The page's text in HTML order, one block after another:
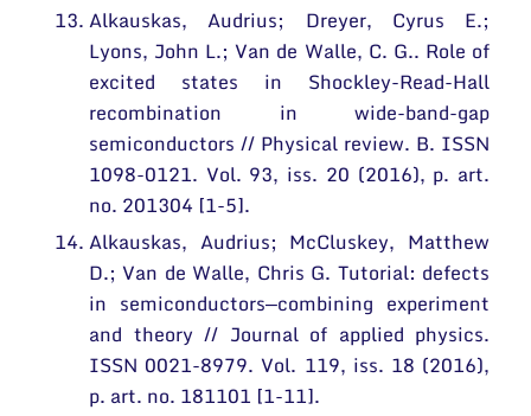
Alkauskas, Audrius; Dreyer, Cyrus E.;
Lyons, John L.; Van de Walle, C. G.. Role of
excited states in Shockley-Read-Hall
recombination in wide-band-gap
semiconductors // Physical review. B. ISSN
1098-0121. Vol. 93, iss. 20 (2016), p. art.
no. 201304 [1-5].
Alkauskas, Audrius; McCluskey, Matthew
D.; Van de Walle, Chris G. Tutorial: defects
in semiconductors—combining experiment
and theory // Journal of applied physics.
ISSN 0021-8979. Vol. 119, iss. 18 (2016),
p. art. no. 181101 [1-11].